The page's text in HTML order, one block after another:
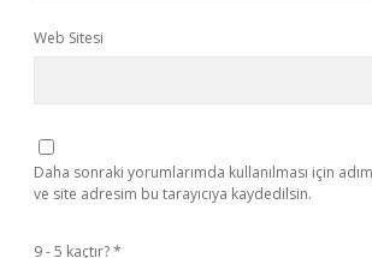
Web Sitesi
Daha sonraki yorumlarımda kullanılması için
ve site adresim bu tarayıcıya kaydedilsin.
9 - 5 kaçtır?*